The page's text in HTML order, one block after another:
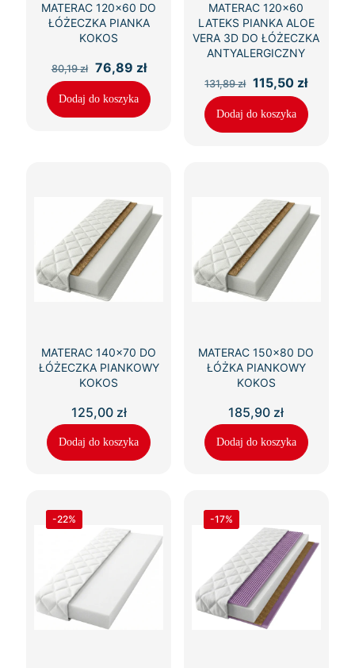
MATERAC 120×60 DO
ŁÓŻECZKA PIANKA
KOKOS
80,19zł
Pierwotna
cena
wynosiła:
80,19 zł.
76,89 złAktualna
wynosi:
76,89 zł.
Dodaj do koszyka
MATERAC 120×60
LATEKS PIANKA ALOE
VERA 3D DO ŁÓŻECZKA
ANTYALERGICZNY
131,89zł Pierwotna
cena
wynosiła:
131,89 zł.
115,50 zł
wynosi:
115,50
Dodaj do koszyka
MATERAC 140×70 DO
ŁÓŻECZKA PIANKOWY
KOKOS
125,00 zł
Dodaj do koszyka
MATERAC 150×80 DO
ŁÓŻKA PIANKOWY
KOKOS
185,90 zł
Dodaj do koszyka
-22% -17%